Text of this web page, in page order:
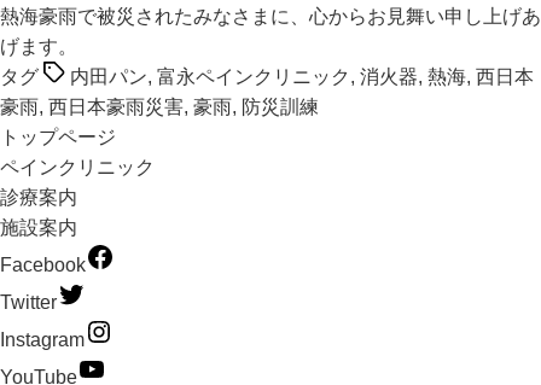
熱海豪雨で被災されたみなさまに、心からお見舞い申し上げあ
げます。
タグ
内田パン, 富永ペインクリニック , 消火器, 熱海, 西日本
豪雨, 西日本豪雨災害, 豪雨, 防災訓練
トップページ
ペインクリニック
診療案内
施設案内
Facebook
Twitter
Instagram
YouTube